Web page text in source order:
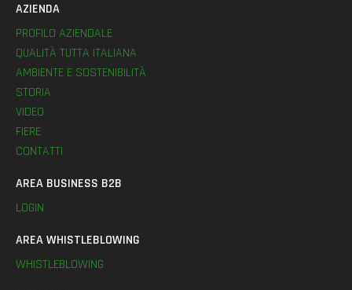
AZIENDA
PROFILO AZIENDALE
QUALITÀ TUTTA ITALIANA
AMBIENTE E SOSTENIBILITÀ
STORIA
VIDEO
FIERE
CONTATTI
AREA BUSINESS B2B
LOGIN
AREA WHISTLEBLOWING
WHISTLEBLOWING